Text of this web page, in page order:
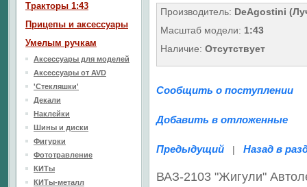
Производитель: DeAgostini
Масштаб модели: 1:43
Наличие: Отсутствует
Сообщить о поступлении
Добавить в отложенные
Предыдущий | Назад в
ВАЗ-2103 "Жигули"
Тракторы 1:43
Прицепы и аксессуары
Умелым ручкам
Аксессуары для моделей
Аксессуары от AVD
'Стекляшки'
Декали
Наклейки
Шины и диски
Фигурки
Фототравление
КИТы
КИТы-металл